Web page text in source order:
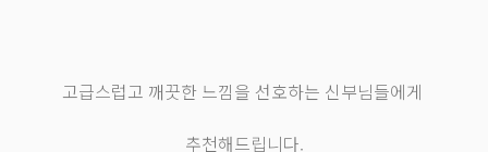
고급스럽고 깨끗한 느낌을 선호하는 신부님들에게
추천해드립니다.